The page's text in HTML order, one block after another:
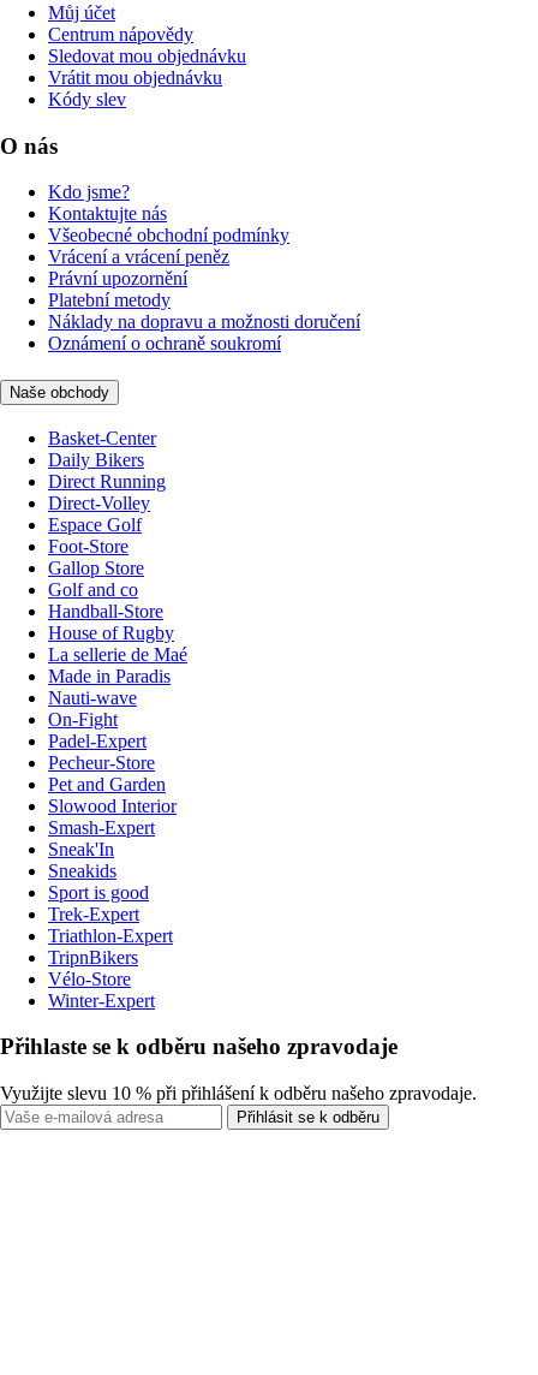
Můj účet
Centrum nápovědy
Sledovat mou objednávku
Vrátit mou objednávku
Kódy slev
O nás
Kdo jsme?
Kontaktujte nás
Všeobecné obchodní podmínky
Vrácení a vrácení peněz
Právní upozornění
Platební metody
Náklady na dopravu a možnosti doručení
Oznámení o ochraně soukromí
Naše obchody
Basket-Center
Daily Bikers
Direct Running
Direct-Volley
Espace Golf
Foot-Store
Gallop Store
Golf and co
Handball-Store
House of Rugby
La sellerie de Maé
Made in Paradis
Nauti-wave
On-Fight
Padel-Expert
Pecheur-Store
Pet and Garden
Slowood Interior
Smash-Expert
Sneak'In
Sneakids
Sport is good
Trek-Expert
Triathlon-Expert
TripnBikers
Vélo-Store
Winter-Expert
Přihlaste se k odběru našeho zpravodaje
Využijte slevu 10 % při přihlášení k odběru našeho zpravodaje.
Přihlásit se k odběru